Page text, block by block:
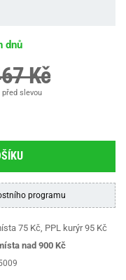
dnů
Kč
před slevou
programu
75 Kč, PPL kurýr 95 Kč
nad 900 Kč